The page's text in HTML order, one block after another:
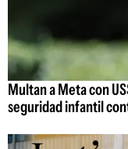
Multan a Meta con
seguridad infantil